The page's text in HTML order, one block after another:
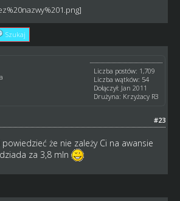
Szukaj
Liczba postów: 1,709
Liczba wątków: 54
Dołączył: Jan 2011
Drużyna: Krzyżacy R3
#23
powiedzieć że nie zależy Ci na awansie
za 3,8 mln